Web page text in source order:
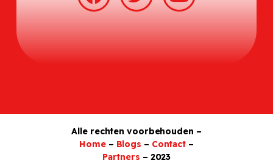
Alle rechten voorbehouden –
Home– Blogs – Contact –
Partners – 2023